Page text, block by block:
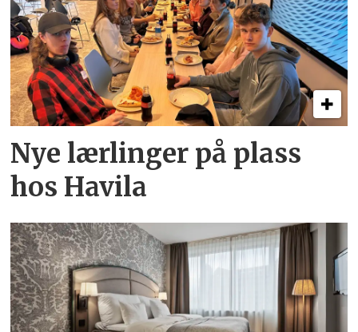
Nye lærlinger på plass
hos Havila